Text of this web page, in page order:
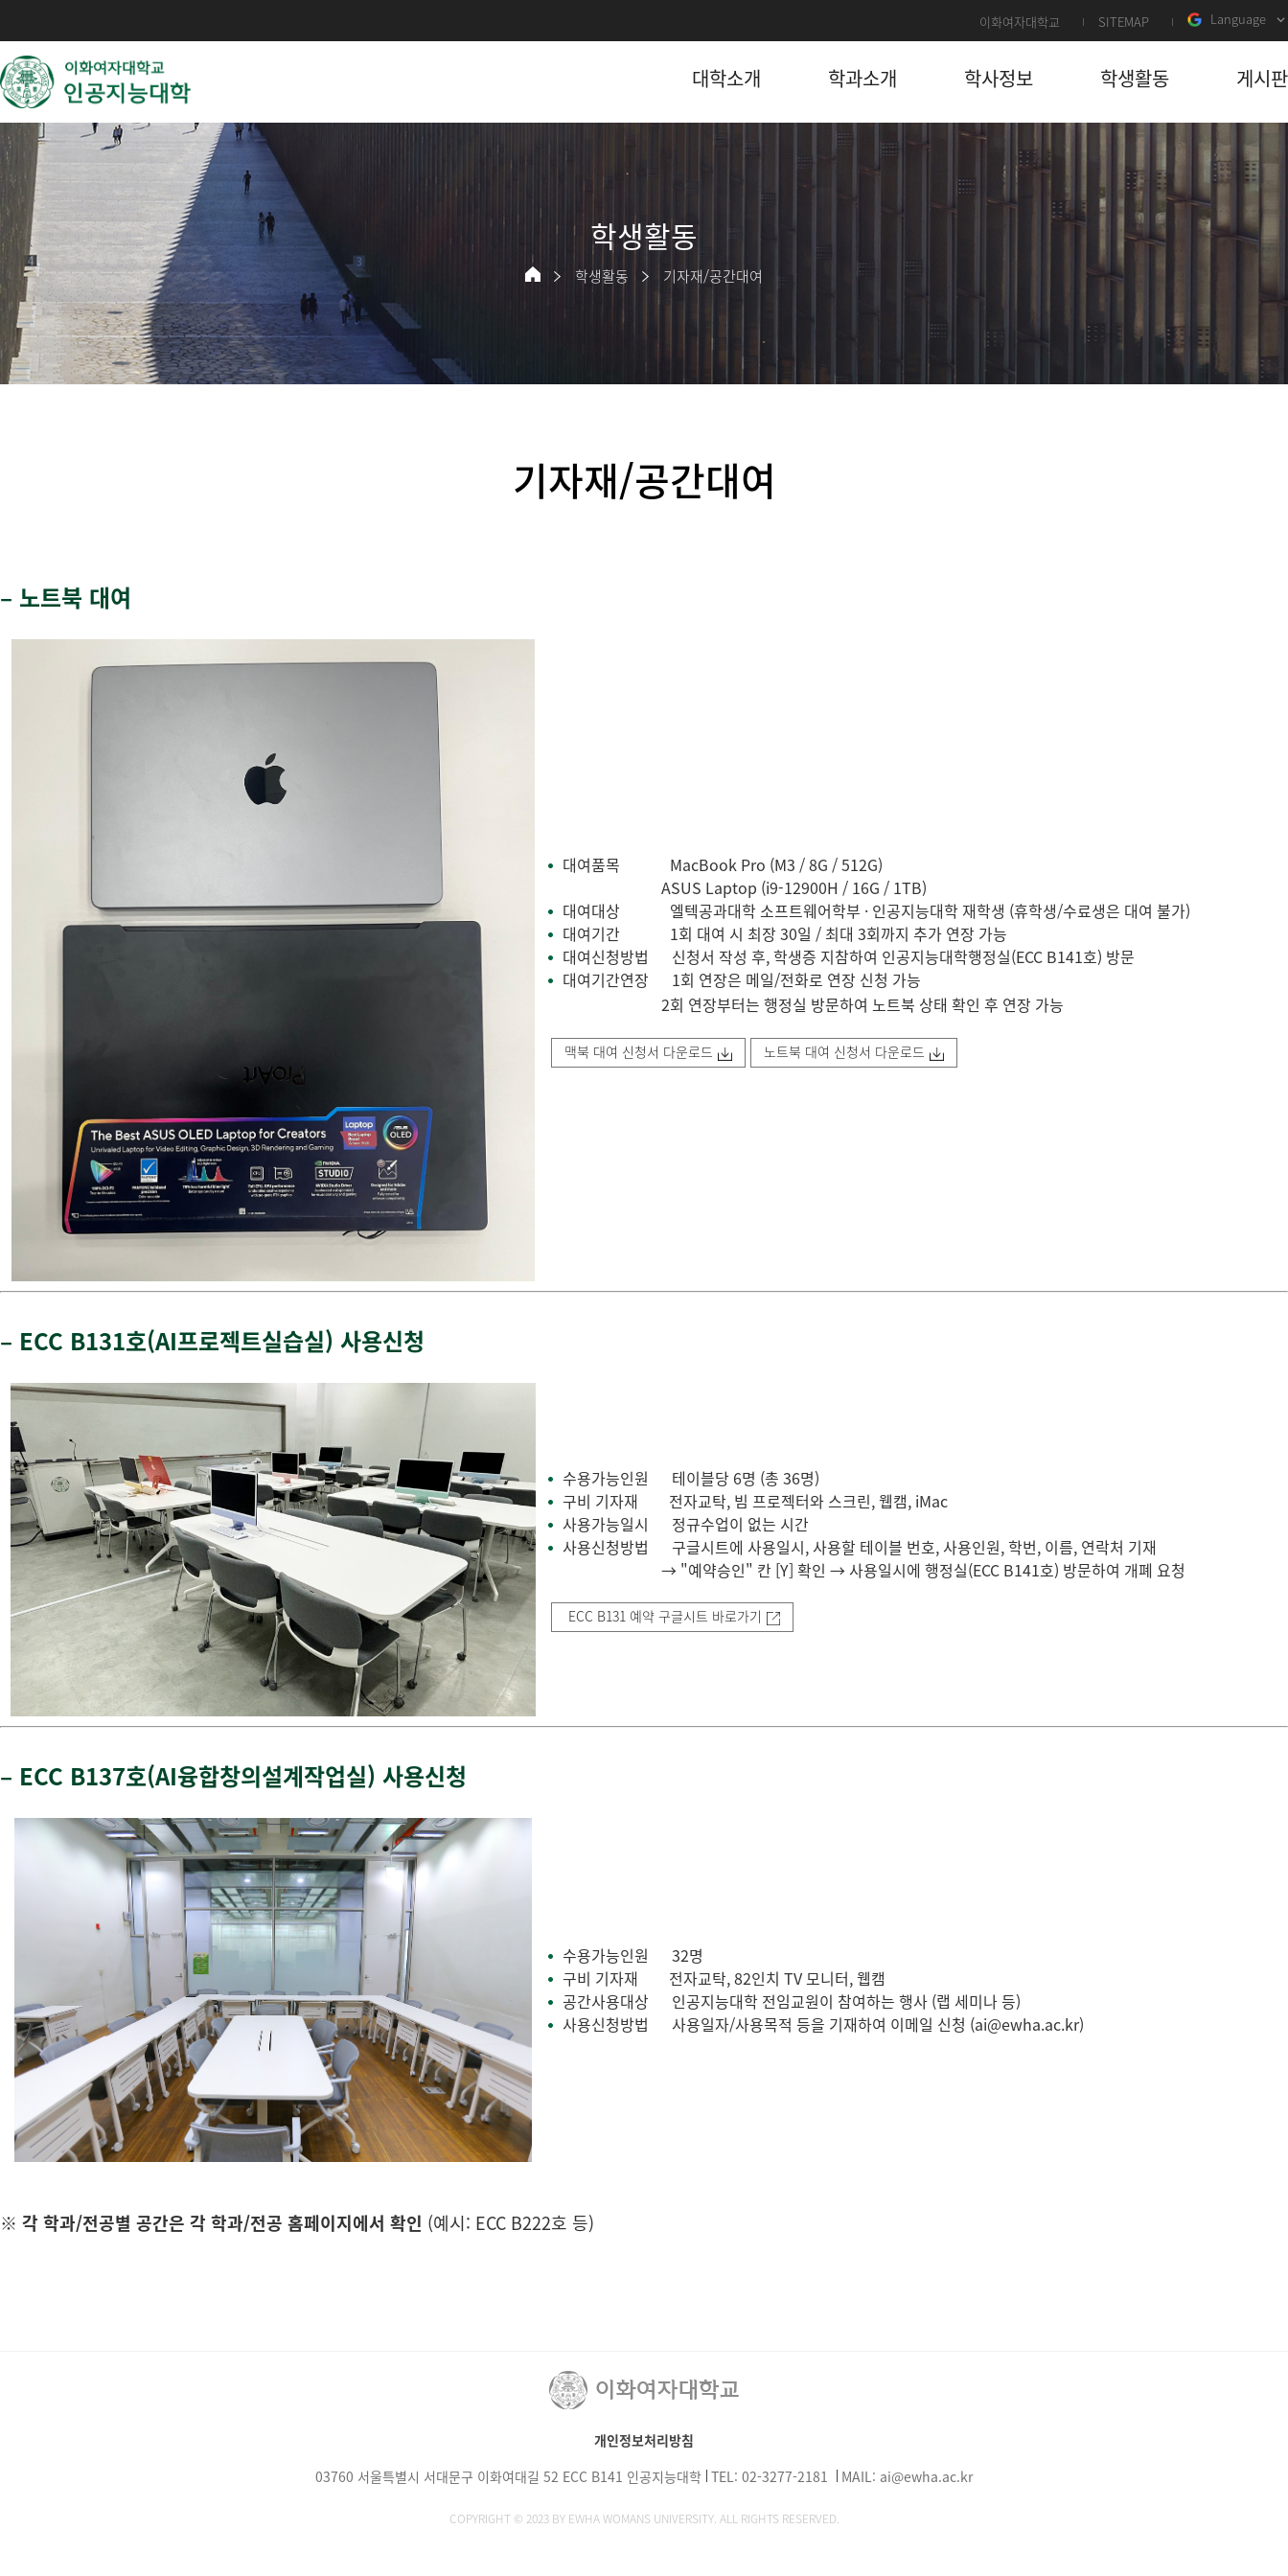
이화여자대학교 SITEMAP Language
대학소개 학과소개 학사정보 학생활동 게시판
학생활동
학생활동 기자재/공간대여
기자재/공간대여
– 노트북 대여
• 대여품목 MacBook Pro (M3 / 8G / 512G)
ASUS Laptop (i9-12900H / 16G / 1TB)
• 대여대상 엘텍공과대학 소프트웨어학부 · 인공지능대학 재학생 (휴학생/수료생은 대여 불가)
• 대여기간 1회 대여 시 최장 30일 / 최대 3회까지 추가 연장 가능
• 대여신청방법 신청서 작성 후, 학생증 지참하여 인공지능대학행정실(ECC B141호) 방문
• 대여기간연장 1회 연장은 메일/전화로 연장 신청 가능
2회 연장부터는 행정실 방문하여 노트북 상태 확인 후 연장 가능
맥북 대여 신청서 다운로드 노트북 대여 신청서 다운로드
– ECC B131호(AI프로젝트실습실) 사용신청
• 수용가능인원 테이블당 6명 (총 36명)
• 구비 기자재 전자교탁, 빔 프로젝터와 스크린, 웹캠, iMac
• 사용가능일시 정규수업이 없는 시간
• 사용신청방법 구글시트에 사용일시, 사용할 테이블 번호, 사용인원, 학번, 이름, 연락처 기재
→ "예약승인" 칸 [Y] 확인 → 사용일시에 행정실(ECC B141호) 방문하여 개폐 요청
ECC B131 예약 구글시트 바로가기
– ECC B137호(AI융합창의설계작업실) 사용신청
• 수용가능인원 32명
• 구비 기자재 전자교탁, 82인치 TV 모니터, 웹캠
• 공간사용대상 인공지능대학 전임교원이 참여하는 행사 (랩 세미나 등)
• 사용신청방법 사용일자/사용목적 등을 기재하여 이메일 신청 (ai@ewha.ac.kr)
※ 각 학과/전공별 공간은 각 학과/전공 홈페이지에서 확인 (예시: ECC B222호 등)
개인정보처리방침
03760 서울특별시 서대문구 이화여대길 52 ECC B141 인공지능대학 TEL: 02-3277-2181 MAIL: ai@ewha.ac.kr
COPYRIGHT © 2023 BY EWHA WOMANS UNIVERSITY. ALL RIGHTS RESERVED.